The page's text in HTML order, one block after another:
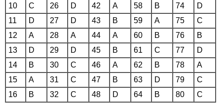
10
C 26 D 42 A 58 B 74
D
11
D 27 D 43 B 59 A 75
C
12
A 28 A 44 A 60 B 76
B
13
D 29 D 45 B 61 C 77
D
14
B 30 C 46 A 62 B 78
A
15
A 31 C 47 B 63 D 79
C
16
B 32 C 48 D 64 B 80 C